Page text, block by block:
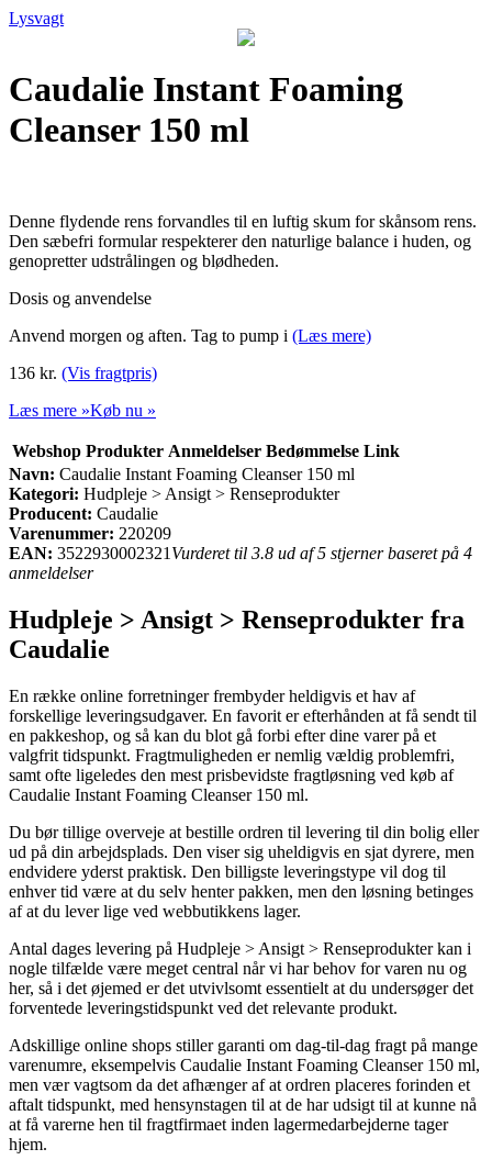
Lysvagt
Caudalie Instant Foaming
Cleanser 150 ml
Denne flydende rens forvandles til en luftig skum for skånsom rens.
Den sæbefri formular respekterer den naturlige balance i huden, og
genopretter udstrålingen og blødheden.
Dosis og anvendelse
Anvend morgen og aften. Tag to pump i (Læs mere)
136 kr. (Vis fragtpris)
Læs mere »Køb nu »
Webshop Produkter Anmeldelser Bedømmelse Link
Navn: Caudalie Instant Foaming Cleanser 150 ml
Kategori: Hudpleje > Ansigt > Renseprodukter
Producent: Caudalie
Varenummer: 220209
EAN: 3522930002321 Vurderet til 3.8 ud af 5 stjerner baseret på 4
anmeldelser
Hudpleje > Ansigt > Renseprodukter fra
Caudalie
En række online forretninger frembyder heldigvis et hav af
forskellige leveringsudgaver. En favorit er efterhånden at få sendt til
en pakkeshop, og så kan du blot gå forbi efter dine varer på et
valgfrit tidspunkt. Fragtmuligheden er nemlig vældig problemfri,
samt ofte ligeledes den mest prisbevidste fragtløsning ved køb af
Caudalie Instant Foaming Cleanser 150 ml.
Du bør tillige overveje at bestille ordren til levering til din bolig eller
ud på din arbejdsplads. Den viser sig uheldigvis en sjat dyrere, men
endvidere yderst praktisk. Den billigste leveringstype vil dog til
enhver tid være at du selv henter pakken, men den løsning betinges
af at du lever lige ved webbutikkens lager.
Antal dages levering på Hudpleje > Ansigt > Renseprodukter kan i
nogle tilfælde være meget central når vi har behov for varen nu og
her, så i det øjemed er det utvivlsomt essentielt at du undersøger det
forventede leveringstidspunkt ved det relevante produkt.
Adskillige online shops stiller garanti om dag-til-dag fragt på mange
varenumre, eksempelvis Caudalie Instant Foaming Cleanser 150 ml,
men vær vagtsom da det afhænger af at ordren placeres forinden et
aftalt tidspunkt, med hensynstagen til at de har udsigt til at kunne nå
at få varerne hen til fragtfirmaet inden lagermedarbejderne tager
hjem.